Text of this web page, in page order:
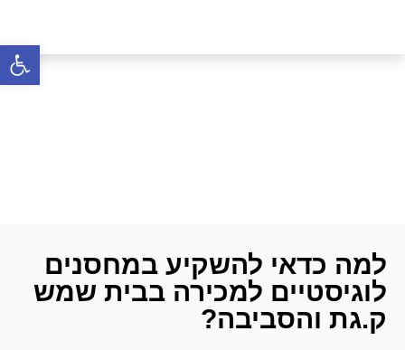
מחסנים לוגיסטיים למכירה
למה כדאי להשקיע במחסנים
לוגיסטיים למכירה בבית שמש
ק.גת והסביבה?
פתח